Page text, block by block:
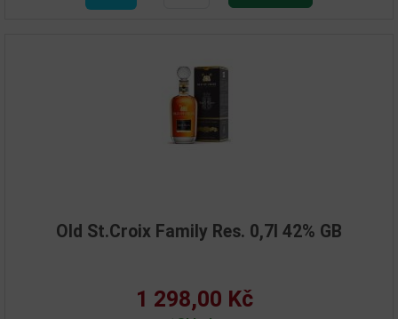
Old St.Croix Family Res. 0,7l 42% GB
1 298,00 Kč